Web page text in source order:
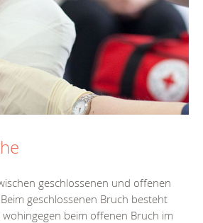
geschlossenen und offenen
geschlossenen Bruch besteht
beim offenen Bruch im